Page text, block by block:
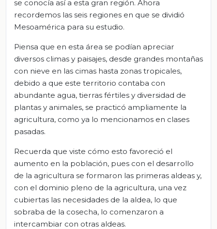
se conocía así a esta gran región. Ahora
recordemos las seis regiones en que se dividió
Mesoamérica para su estudio.
Piensa que en esta área se podían apreciar
diversos climas y paisajes, desde grandes montañas
con nieve en las cimas hasta zonas tropicales,
debido a que este territorio contaba con
abundante agua, tierras fértiles y diversidad de
plantas y animales, se practicó ampliamente la
agricultura, como ya lo mencionamos en clases
pasadas.
Recuerda que viste cómo esto favoreció el
aumento en la población, pues con el desarrollo
de la agricultura se formaron las primeras aldeas y,
con el dominio pleno de la agricultura, una vez
cubiertas las necesidades de la aldea, lo que
sobraba de la cosecha, lo comenzaron a
intercambiar con otras aldeas.